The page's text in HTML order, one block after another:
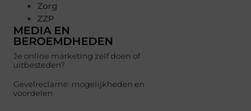
Zorg
ZZP
MEDIA EN
BEROEMDHEDEN
Je online marketing zelf doen of
uitbesteden?
Gevelreclame: mogelijkheden en
voordelen